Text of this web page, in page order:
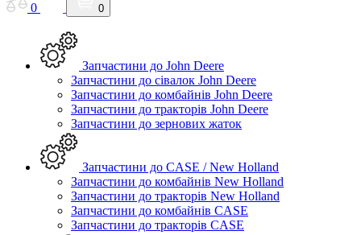
0 0
Запчастини до John Deere
Запчастини до сівалок John Deere
Запчастини до комбайнів John Deere
Запчастини до тракторів John Deere
Запчастини до зернових жаток
Запчастини до CASE / New Holland
Запчастини до комбайнів New Holland
Запчастини до тракторів New Holland
Запчастини до комбайнів CASE
Запчастини до тракторів CASE